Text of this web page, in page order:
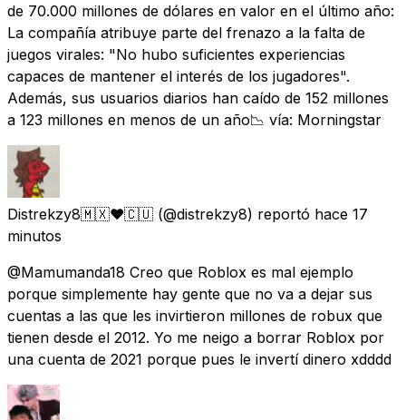
de 70.000 millones de dólares en valor en el último año:
La compañía atribuye parte del frenazo a la falta de
juegos virales: "No hubo suficientes experiencias
capaces de mantener el interés de los jugadores".
Además, sus usuarios diarios han caído de 152 millones
a 123 millones en menos de un año📉 vía: Morningstar
Distrekzy8🇲🇽❤️🇨🇺 (@distrekzy8) reportó hace 17
minutos
@Mamumanda18 Creo que Roblox es mal ejemplo
porque simplemente hay gente que no va a dejar sus
cuentas a las que les invirtieron millones de robux que
tienen desde el 2012. Yo me neigo a borrar Roblox por
una cuenta de 2021 porque pues le invertí dinero xdddd